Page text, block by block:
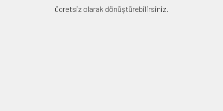
ücretsiz olarak dönüştürebilirsiniz.